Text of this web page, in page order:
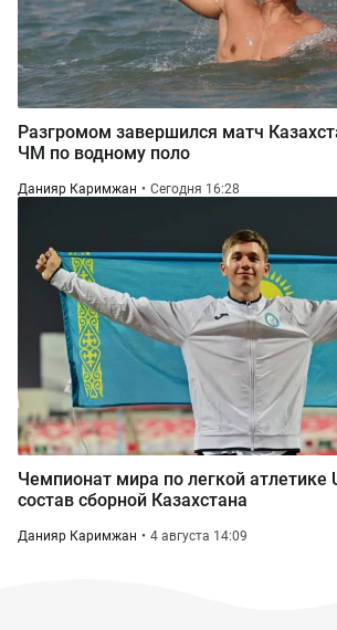
Разгромом завершился матч
ЧМ по водному поло
Данияр Каримжан Сегодня 16:28
Чемпионат мира по легкой атлетике
состав сборной Казахстана
Данияр Каримжан 4 августа 14:09